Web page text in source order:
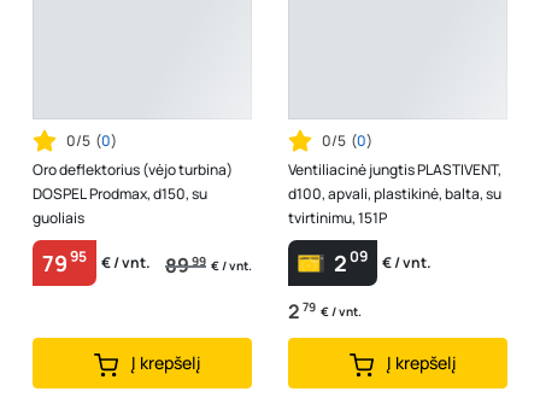
0/5 (0)
Oro deflektorius (vėjo turbina)
DOSPEL Prodmax, d150, su
guoliais
7995 € / vnt. 8999 € / vnt.
Į krepšelį
0/5 (0)
Ventiliacinė jungtis PLASTIVENT,
d100, apvali, plastikinė, balta, su
tvirtinimu, 151P
209 € / vnt.
2 79 € / vnt.
Į krepšelį